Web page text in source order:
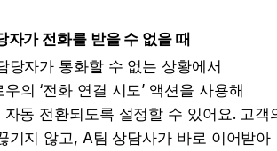
자가 전화를 받을 수 없을 때
당자가 통화할 수 없는 상황에서
의 ‘전화 연결 시도’ 액션을 사용해
자동 전환되도록 설정할 수 있어요. 고객
기지 않고, A팀 상담사가 바로 이어받아